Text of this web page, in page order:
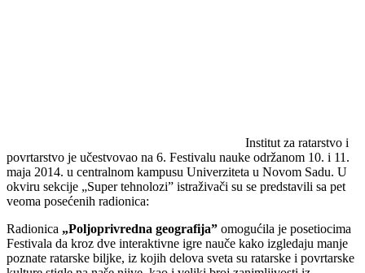
Institut za ratarstvo i
povrtarstvo je učestvovao na 6. Festivalu nauke održanom 10. i 11.
maja 2014. u centralnom kampusu Univerziteta u Novom Sadu. U
okviru sekcije „Super tehnolozi” istraživači su se predstavili sa pet
veoma posećenih radionica:
Radionica „Poljoprivredna geografijaˮ omogućila je posetiocima
Festivala da kroz dve interaktivne igre nauče kako izgledaju manje
poznate ratarske biljke, iz kojih delova sveta su ratarske i povrtarske